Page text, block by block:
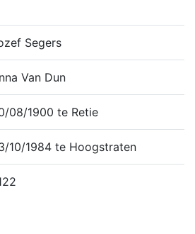
Segers
Van Dun
08/1900 te Retie
10/1984 te Hoogstraten